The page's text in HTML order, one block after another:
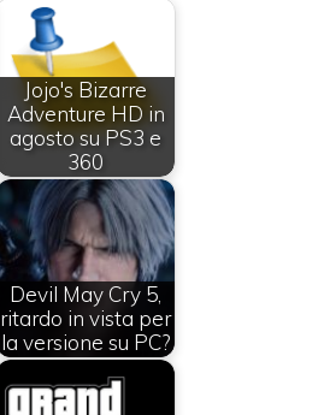
Jojo's Bizarre
Adventure HD in
agosto su PS3 e
360
Devil May Cry 5,
ritardo in vista per
la versione su PC?